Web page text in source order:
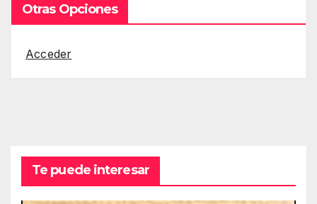
Otras Opciones
Acceder
Te puede interesar